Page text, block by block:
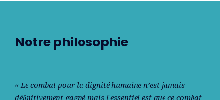
Notre philosophie
« Le combat pour la dignité humaine n’est jamais
déﬁnitivement gagné mais l’essentiel est que ce combat